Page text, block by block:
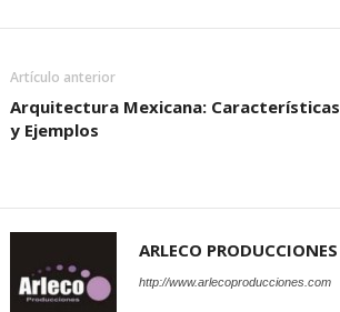
Artículo anterior
Arquitectura Mexicana: Características
y Ejemplos
ARLECO PRODUCCIONES
http://www.arlecoproducciones.com